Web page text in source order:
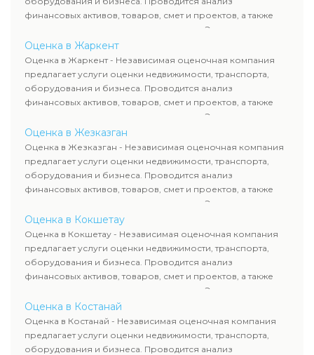
финансовых активов, товаров, смет и проектов, а также
оценка животных и недропользования. Эксперты
определяют рыночную стоимость имущества и
рассчитывают ущерб. Все отчеты соответствуют
требованиям законодательства и используются для
сделок, кредитования и судебных процессов.
Оценка в Жаркент
Оценка в Жаркент - Независимая оценочная компания
предлагает услуги оценки недвижимости, транспорта,
оборудования и бизнеса. Проводится анализ
финансовых активов, товаров, смет и проектов, а также
оценка животных и недропользования. Эксперты
определяют рыночную стоимость имущества и
рассчитывают ущерб. Все отчеты соответствуют
требованиям законодательства и используются для
сделок, кредитования и судебных процессов.
Оценка в Жезказган
Оценка в Жезказган - Независимая оценочная компания
предлагает услуги оценки недвижимости, транспорта,
оборудования и бизнеса. Проводится анализ
финансовых активов, товаров, смет и проектов, а также
оценка животных и недропользования. Эксперты
определяют рыночную стоимость имущества и
рассчитывают ущерб. Все отчеты соответствуют
требованиям законодательства и используются для
сделок, кредитования и судебных процессов.
Оценка в Кокшетау
Оценка в Кокшетау - Независимая оценочная компания
предлагает услуги оценки недвижимости, транспорта,
оборудования и бизнеса. Проводится анализ
финансовых активов, товаров, смет и проектов, а также
оценка животных и недропользования. Эксперты
определяют рыночную стоимость имущества и
рассчитывают ущерб. Все отчеты соответствуют
требованиям законодательства и используются для
сделок, кредитования и судебных процессов.
Оценка в Костанай
Оценка в Костанай - Независимая оценочная компания
предлагает услуги оценки недвижимости, транспорта,
оборудования и бизнеса. Проводится анализ